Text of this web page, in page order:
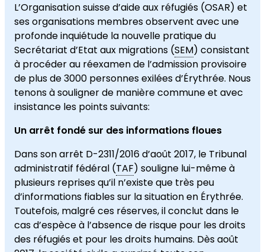
L’Organisation suisse d’aide aux réfugiés (OSAR) et
ses organisations membres observent avec une
profonde inquiétude la nouvelle pratique du
Secrétariat d’Etat aux migrations (SEM) consistant
à procéder au réexamen de l’admission provisoire
de plus de 3000 personnes exilées d’Érythrée. Nous
tenons à souligner de manière commune et avec
insistance les points suivants:
Un arrêt fondé sur des informations floues
Dans son arrêt D-2311/2016 d’août 2017, le Tribunal
administratif fédéral (TAF) souligne lui-même à
plusieurs reprises qu’il n’existe que très peu
d’informations fiables sur la situation en Érythrée.
Toutefois, malgré ces réserves, il conclut dans le
cas d’espèce à l’absence de risque pour les droits
des réfugiés et pour les droits humains. Dès août